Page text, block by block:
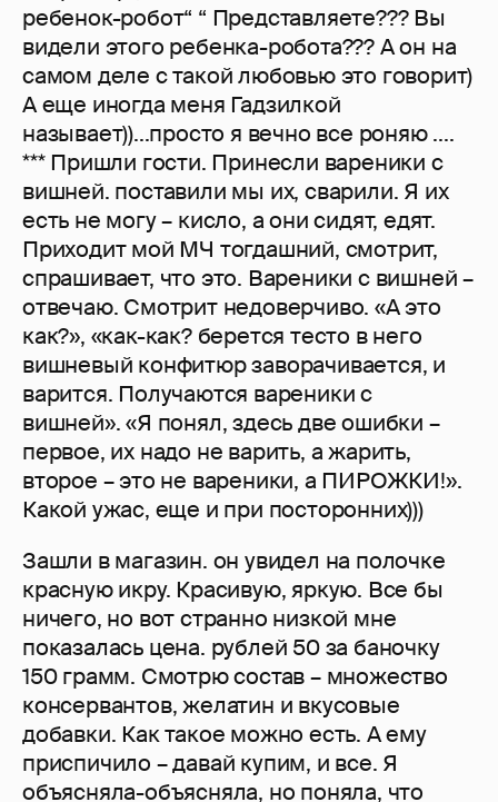
ребенок-робот“ “ Представляете??? Вы
видели этого ребенка-робота??? А он на
самом деле с такой любовью это говорит)
А еще иногда меня Гадзилкой
называет))...просто я вечно все роняю ....
*** Пришли гости. Принесли вареники с
вишней. поставили мы их, сварили. Я их
есть не могу – кисло, а они сидят, едят.
Приходит мой МЧ тогдашний, смотрит,
спрашивает, что это. Вареники с вишней –
отвечаю. Смотрит недоверчиво. «А это
как?», «как-как? берется тесто в него
вишневый конфитюр заворачивается, и
варится. Получаются вареники с
вишней». «Я понял, здесь две ошибки –
первое, их надо не варить, а жарить,
второе – это не вареники, а ПИРОЖКИ!».
Какой ужас, еще и при посторонних)))
Зашли в магазин. он увидел на полочке
красную икру. Красивую, яркую. Все бы
ничего, но вот странно низкой мне
показалась цена. рублей 50 за баночку
150 грамм. Смотрю состав – множество
консервантов, желатин и вкусовые
добавки. Как такое можно есть. А ему
приспичило – давай купим, и все. Я
объясняла-объясняла, но поняла, что